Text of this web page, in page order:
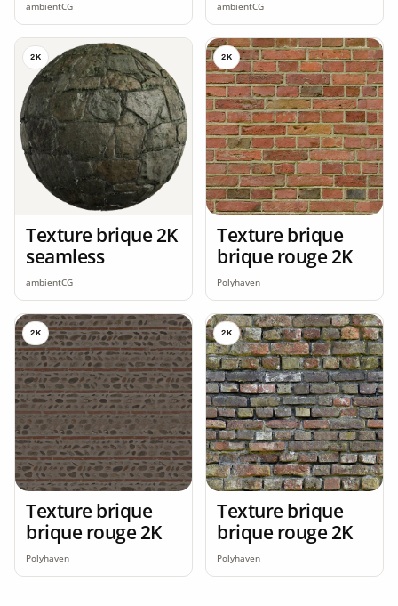
ambientCG ambientCG
2K
Texture brique 2K
seamless
ambientCG
2K
Texture brique
brique rouge 2K
Polyhaven
2K
Texture brique
brique rouge 2K
Polyhaven
2K
Texture brique
brique rouge 2K
Polyhaven